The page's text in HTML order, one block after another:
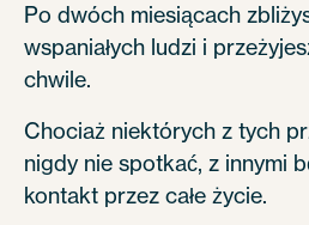
Po dwóch miesiącach
wspaniałych ludzi i
chwile.
Chociaż niektórych z tych
nigdy nie spotkać, z innymi
kontakt przez całe życie.